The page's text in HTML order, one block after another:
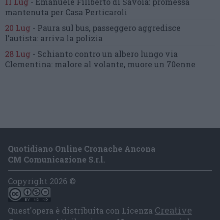
mantenuta per Casa Perticaroli
20 Lug - Paura sul bus, passeggero aggredisce
l’autista: arriva la polizia
28 Lug - Schianto contro un albero lungo via
Clementina: malore al volante, muore un 70enne
Quotidiano Online Cronache Ancona
CM Comunicazione S.r.l.
Copyright 2026 ©
Quest'opera è distribuita con Licenza Creative